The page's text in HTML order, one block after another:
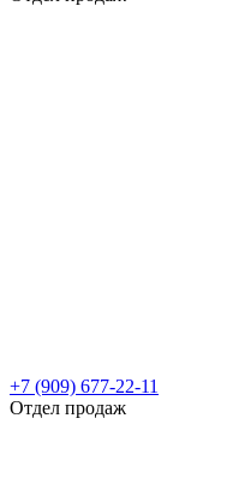
+7 (909) 677-22-11
Отдел продаж